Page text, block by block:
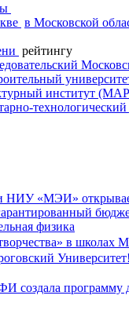
в Московской
рейтингу
институт
технологический
НИУ «МЭИ»
физика
в школах
создала программу